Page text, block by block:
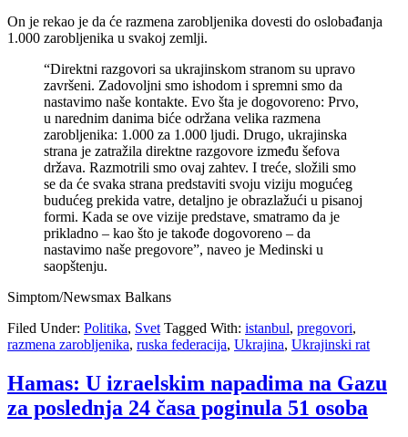
On je rekao je da će razmena zarobljenika dovesti do oslobađanja
1.000 zarobljenika u svakoj zemlji.
“Direktni razgovori sa ukrajinskom stranom su upravo
završeni. Zadovoljni smo ishodom i spremni smo da
nastavimo naše kontakte. Evo šta je dogovoreno: Prvo,
u narednim danima biće održana velika razmena
zarobljenika: 1.000 za 1.000 ljudi. Drugo, ukrajinska
strana je zatražila direktne razgovore između šefova
država. Razmotrili smo ovaj zahtev. I treće, složili smo
se da će svaka strana predstaviti svoju viziju mogućeg
budućeg prekida vatre, detaljno je obrazlažući u pisanoj
formi. Kada se ove vizije predstave, smatramo da je
prikladno – kao što je takođe dogovoreno – da
nastavimo naše pregovore”, naveo je Medinski u
saopštenju.
Simptom/Newsmax Balkans
Filed Under: Politika, Svet Tagged With: istanbul, pregovori,
razmena zarobljenika, ruska federacija, Ukrajina, Ukrajinski rat
Hamas: U izraelskim napadima na Gazu
za poslednja 24 časa poginula 51 osoba